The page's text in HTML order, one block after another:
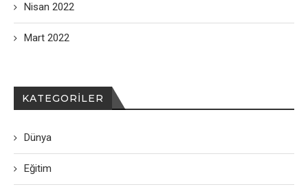
Nisan 2022
Mart 2022
KATEGORILER
Dünya
Eğitim